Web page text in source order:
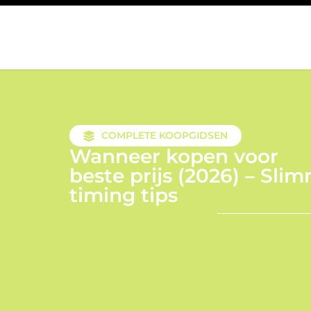
COMPLETE KOOPGIDSEN
Wanneer kopen voor
beste prijs (2026) –
timing tips